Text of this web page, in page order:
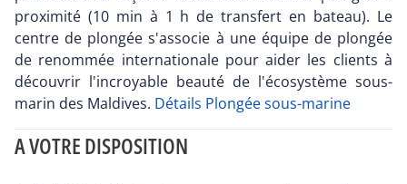
proximité (10 min à 1 h de transfert en bateau). Le
centre de plongée s'associe à une équipe de plongée
de renommée internationale pour aider les clients à
découvrir l'incroyable beauté de l'écosystème sous-
marin des Maldives. Détails Plongée sous-marine
A VOTRE DISPOSITION